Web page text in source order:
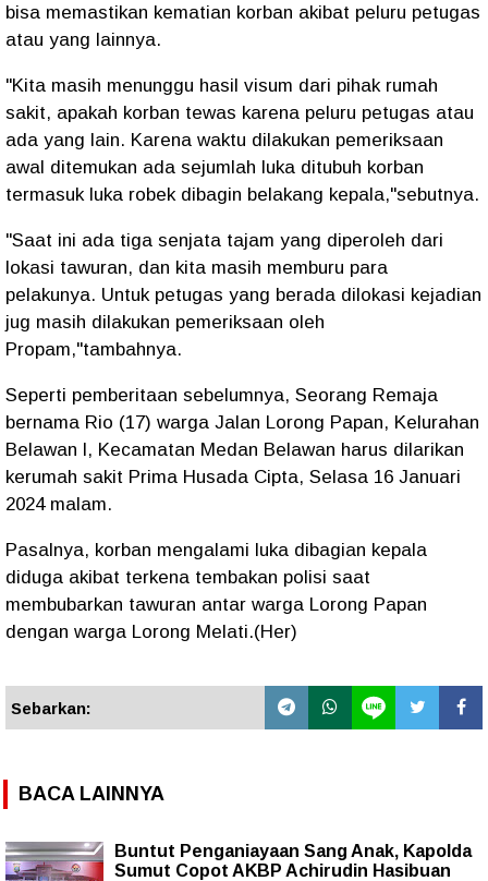
bisa memastikan kematian korban akibat peluru petugas
atau yang lainnya.
"Kita masih menunggu hasil visum dari pihak rumah
sakit, apakah korban tewas karena peluru petugas atau
ada yang lain. Karena waktu dilakukan pemeriksaan
awal ditemukan ada sejumlah luka ditubuh korban
termasuk luka robek dibagin belakang kepala,"sebutnya.
"Saat ini ada tiga senjata tajam yang diperoleh dari
lokasi tawuran, dan kita masih memburu para
pelakunya. Untuk petugas yang berada dilokasi kejadian
jug masih dilakukan pemeriksaan oleh
Propam,"tambahnya.
Seperti pemberitaan sebelumnya, Seorang Remaja
bernama Rio (17) warga Jalan Lorong Papan, Kelurahan
Belawan l, Kecamatan Medan Belawan harus dilarikan
kerumah sakit Prima Husada Cipta, Selasa 16 Januari
2024 malam.
Pasalnya, korban mengalami luka dibagian kepala
diduga akibat terkena tembakan polisi saat
membubarkan tawuran antar warga Lorong Papan
dengan warga Lorong Melati.(Her)
Sebarkan:
BACA LAINNYA
Buntut Penganiayaan Sang Anak, Kapolda
Sumut Copot AKBP Achirudin Hasibuan